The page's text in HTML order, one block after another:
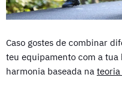
Caso gostes de combinar
teu equipamento com a
harmonia baseada na teoria